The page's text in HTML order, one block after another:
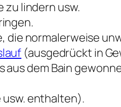
lindern usw.
die normalerweise
(ausgedrückt in
aus dem Bain
usw. enthalten).